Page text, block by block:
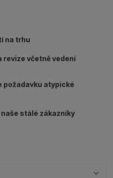
na trhu
včetně vedení
požadavku atypické
stálé zákazníky